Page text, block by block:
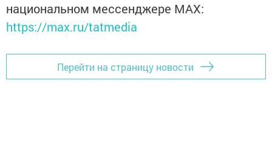
национальном мессенджере MАХ:
https://max.ru/tatmedia
Перейти на страницу новости